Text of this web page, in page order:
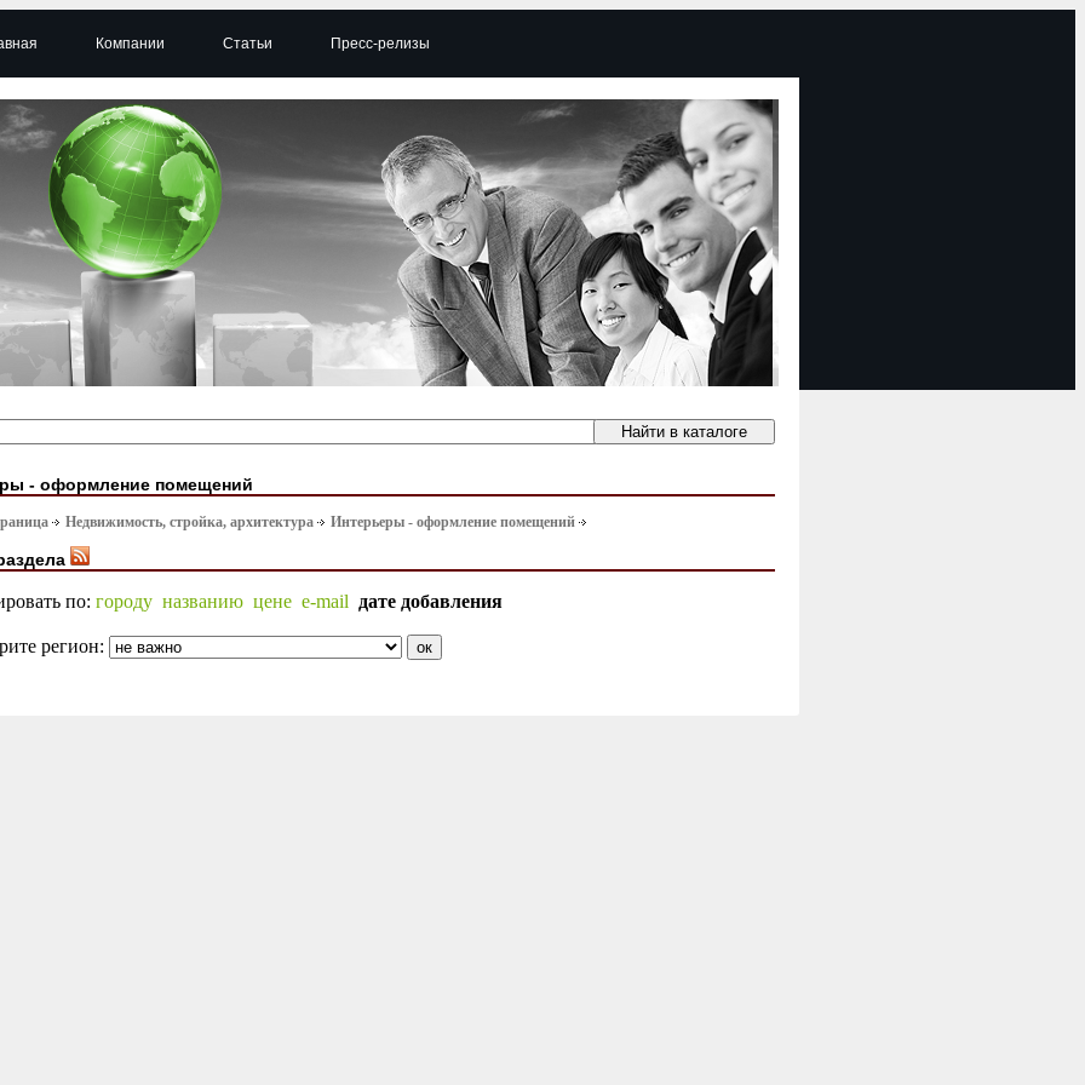
Компании Статьи Пресс-релизы
- оформление помещений
Недвижимость, стройка, архитектура Интерьеры - оформление помещений
по: городу названию цене e-mail дате добавления
регион: